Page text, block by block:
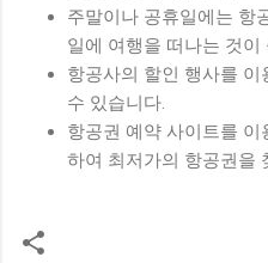
주말이나 공휴일에는 항
일에 여행을 떠나는 것이
항공사의 할인 행사를
수 있습니다.
항공권 예약 사이트를
하여 최저가의 항공권을